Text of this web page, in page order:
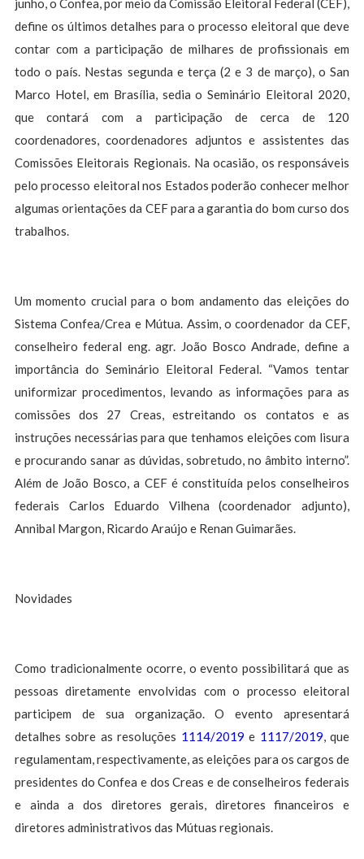
junho, o Confea, por meio da Comissão Eleitoral Federal (CEF),
define os últimos detalhes para o processo eleitoral que deve
contar com a participação de milhares de profissionais em
todo o país. Nestas segunda e terça (2 e 3 de março), o San
Marco Hotel, em Brasília, sedia o Seminário Eleitoral 2020,
que contará com a participação de cerca de 120
coordenadores, coordenadores adjuntos e assistentes das
Comissões Eleitorais Regionais. Na ocasião, os responsáveis
pelo processo eleitoral nos Estados poderão conhecer melhor
algumas orientações da CEF para a garantia do bom curso dos
trabalhos.
Um momento crucial para o bom andamento das eleições do
Sistema Confea/Crea e Mútua. Assim, o coordenador da CEF,
conselheiro federal eng. agr. João Bosco Andrade, define a
importância do Seminário Eleitoral Federal. “Vamos tentar
uniformizar procedimentos, levando as informações para as
comissões dos 27 Creas, estreitando os contatos e as
instruções necessárias para que tenhamos eleições com lisura
e procurando sanar as dúvidas, sobretudo, no âmbito interno”.
Além de João Bosco, a CEF é constituída pelos conselheiros
federais Carlos Eduardo Vilhena (coordenador adjunto),
Annibal Margon, Ricardo Araújo e Renan Guimarães.
Novidades
Como tradicionalmente ocorre, o evento possibilitará que as
pessoas diretamente envolvidas com o processo eleitoral
participem de sua organização. O evento apresentará
detalhes sobre as resoluções 1114/2019 e 1117/2019, que
regulamentam, respectivamente, as eleições para os cargos de
presidentes do Confea e dos Creas e de conselheiros federais
e ainda a dos diretores gerais, diretores financeiros e
diretores administrativos das Mútuas regionais.